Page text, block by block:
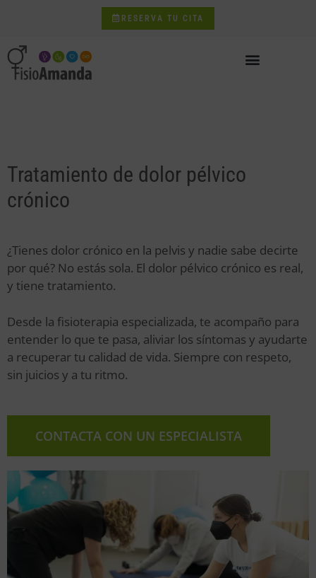
RESERVA TU CITA
Tratamiento de dolor pélvico
crónico
¿Tienes dolor crónico en la pelvis y nadie sabe decirte
por qué? No estás sola. El dolor pélvico crónico es real,
y tiene tratamiento.
Desde la fisioterapia especializada, te acompaño para
entender lo que te pasa, aliviar los síntomas y ayudarte
a recuperar tu calidad de vida. Siempre con respeto,
sin juicios y a tu ritmo.
CONTACTA CON UN ESPECIALISTA